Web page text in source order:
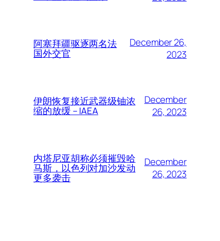
阿塞拜疆驱逐两名法
国外交官
December 26,
2023
伊朗恢复接近武器级铀浓
缩的放缓 – IAEA
December
26, 2023
内塔尼亚胡称必须摧毁哈
马斯，以色列对加沙发动
更多袭击
December
26, 2023